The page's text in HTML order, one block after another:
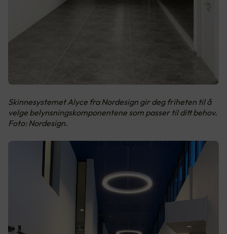
Skinnesystemet Alyce fra Nordesign gir deg friheten til å
velge belynsningskomponentene som passer til ditt behov.
Foto: Nordesign.